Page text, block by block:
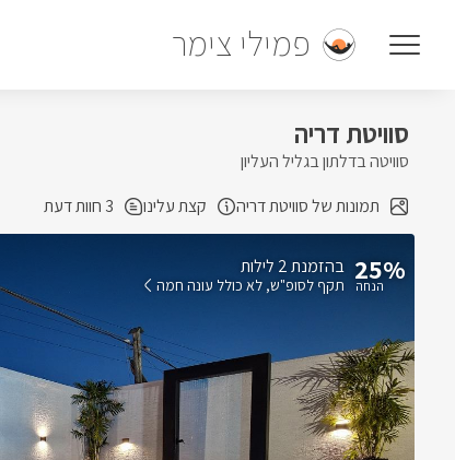
פמילי צימר
סוויטת דריה
סוויטה בדלתון בגליל העליון
תמונות של סוויטת דריה
קצת עלינו 3 חוות דעת
25% בהזמנת 2 לילות
תקף לסופ"ש לא כולל עונה חמה